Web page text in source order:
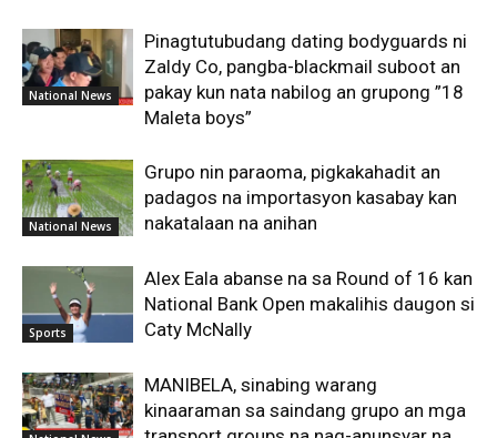
National News
Pinagtutubudang dating bodyguards ni
Zaldy Co, pangba-blackmail suboot an
pakay kun nata nabilog an grupong ”18
Maleta boys”
National News
Grupo nin paraoma, pigkakahadit an
padagos na importasyon kasabay kan
nakatalaan na anihan
Sports
Alex Eala abanse na sa Round of 16 kan
National Bank Open makalihis daugon si
Caty McNally
MANIBELA, sinabing warang
kinaaraman sa saindang grupo an mga